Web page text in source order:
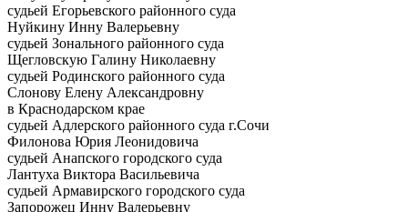
судьей Егорьевского районного суда
Нуйкину Инну Валерьевну
судьей Зонального районного суда
Щегловскую Галину Николаевну
судьей Родинского районного суда
Слонову Елену Александровну
в Краснодарском крае
судьей Адлерского районного суда г.Сочи
Филонова Юрия Леонидовича
судьей Анапского городского суда
Лантуха Виктора Васильевича
судьей Армавирского городского суда
Запорожец Инну Валерьевну